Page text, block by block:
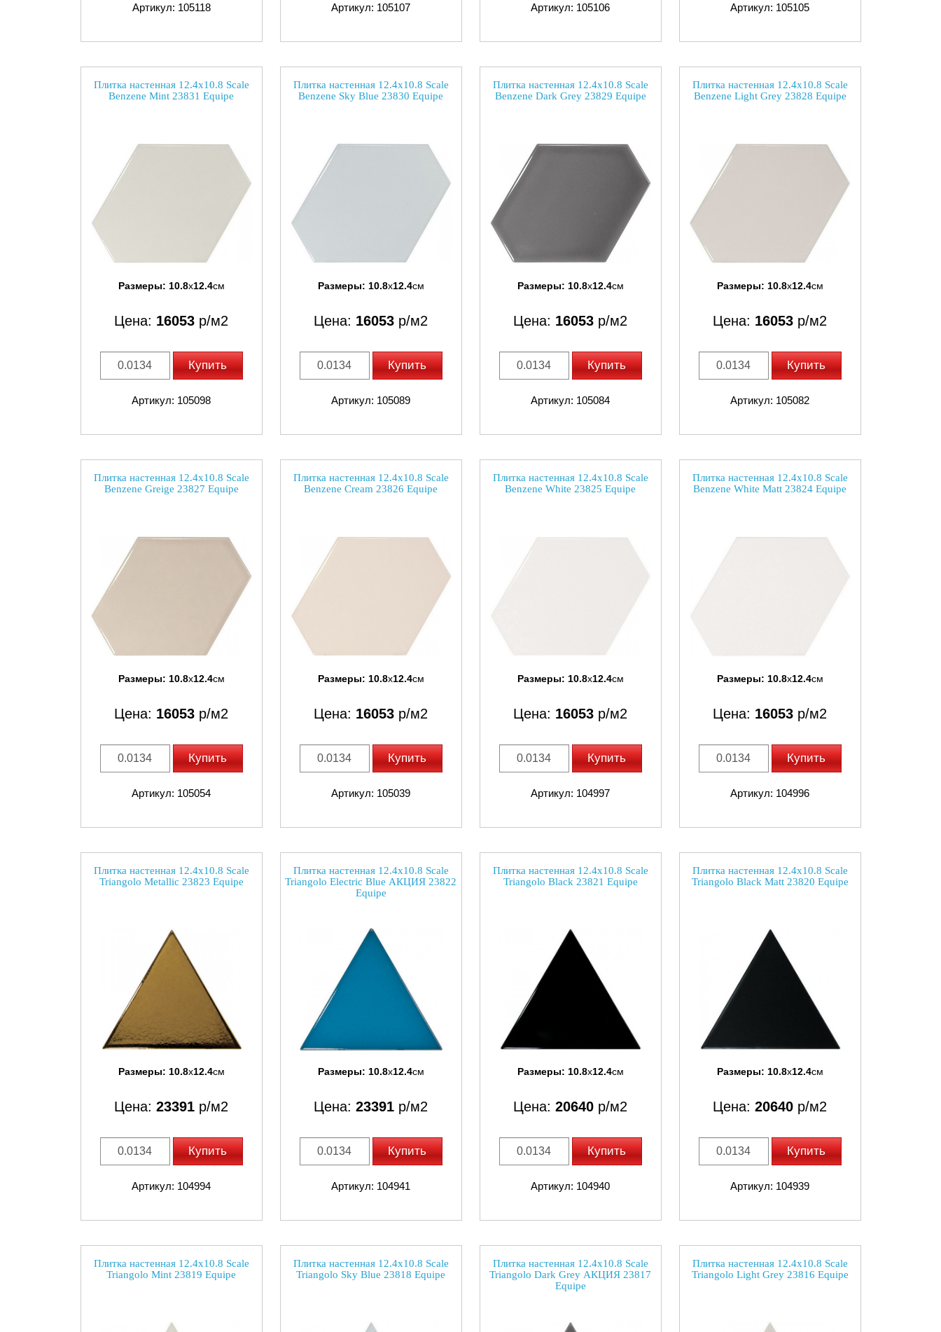
Артикул: 105118 Артикул: 105107 Артикул: 105106 Артикул: 105105
Плитка настенная 12.4x10.8 Scale
Benzene Mint 23831 Equipe
Размеры: 10.8x12.4см
Цена: 16053 р/м2
Купить
Артикул: 105098
Плитка настенная 12.4x10.8 Scale
Benzene Sky Blue 23830 Equipe
Размеры: 10.8x12.4см
Цена: 16053 р/м2
Купить
Артикул: 105089
Плитка настенная 12.4x10.8 Scale
Benzene Dark Grey 23829 Equipe
Размеры: 10.8x12.4см
Цена: 16053 р/м2
Купить
Артикул: 105084
Плитка настенная 12.4x10.8 Scale
Benzene Light Grey 23828 Equipe
Размеры: 10.8x12.4см
Цена: 16053 р/м2
Купить
Артикул: 105082
Плитка настенная 12.4x10.8 Scale
Benzene Greige 23827 Equipe
Размеры: 10.8x12.4см
Цена: 16053 р/м2
Купить
Артикул: 105054
Плитка настенная 12.4x10.8 Scale
Benzene Cream 23826 Equipe
Размеры: 10.8x12.4см
Цена: 16053 р/м2
Купить
Артикул: 105039
Плитка настенная 12.4x10.8 Scale
Benzene White 23825 Equipe
Размеры: 10.8x12.4см
Цена: 16053 р/м2
Купить
Артикул: 104997
Плитка настенная 12.4x10.8 Scale
Benzene White Matt 23824 Equipe
Размеры: 10.8x12.4см
Цена: 16053 р/м2
Купить
Артикул: 104996
Плитка настенная 12.4x10.8 Scale
Triangolo Metallic 23823 Equipe
Размеры: 10.8x12.4см
Цена: 23391 р/м2
Купить
Артикул: 104994
Плитка настенная 12.4x10.8 Scale
Triangolo Electric Blue АКЦИЯ 23822
Equipe
Размеры: 10.8x12.4см
Цена: 23391 р/м2
Купить
Артикул: 104941
Плитка настенная 12.4x10.8 Scale
Triangolo Black 23821 Equipe
Размеры: 10.8x12.4см
Цена: 20640 р/м2
Купить
Артикул: 104940
Плитка настенная 12.4x10.8 Scale
Triangolo Black Matt 23820 Equipe
Размеры: 10.8x12.4см
Цена: 20640 р/м2
Купить
Артикул: 104939
Плитка настенная 12.4x10.8 Scale
Triangolo Mint 23819 Equipe
Плитка настенная 12.4x10.8 Scale
Triangolo Sky Blue 23818 Equipe
Плитка настенная 12.4x10.8 Scale
Triangolo Dark Grey АКЦИЯ 23817
Equipe
Плитка настенная 12.4x10.8 Scale
Triangolo Light Grey 23816 Equipe